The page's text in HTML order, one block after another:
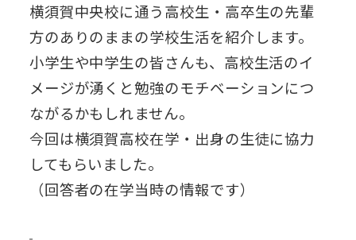
横須賀中央校に通う高校生・高卒生の先輩
方のありのままの学校生活を紹介します。
小学生や中学生の皆さんも、高校生活のイ
メージが湧くと勉強のモチベーションにつ
ながるかもしれません。
今回は横須賀高校在学・出身の生徒に協力
してもらいました。
（回答者の在学当時の情報です）